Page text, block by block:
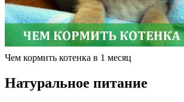
Чем кормить котенка в 1 месяц
Натуральное питание